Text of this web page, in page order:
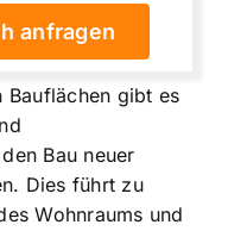
anfragen
Bauflächen gibt es
Bau neuer
Dies führt zu
Wohnraums und